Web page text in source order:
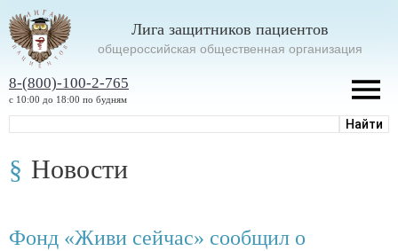
Лига защитников пациентов
oбщероссийская общественная организация
8-(800)-100-2-765
с 10:00 до 18:00 по будням
Новости
Фонд «Живи сейчас» сообщил о